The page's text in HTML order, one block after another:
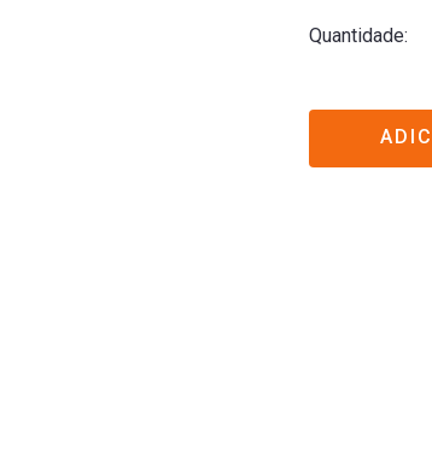
Quantidade